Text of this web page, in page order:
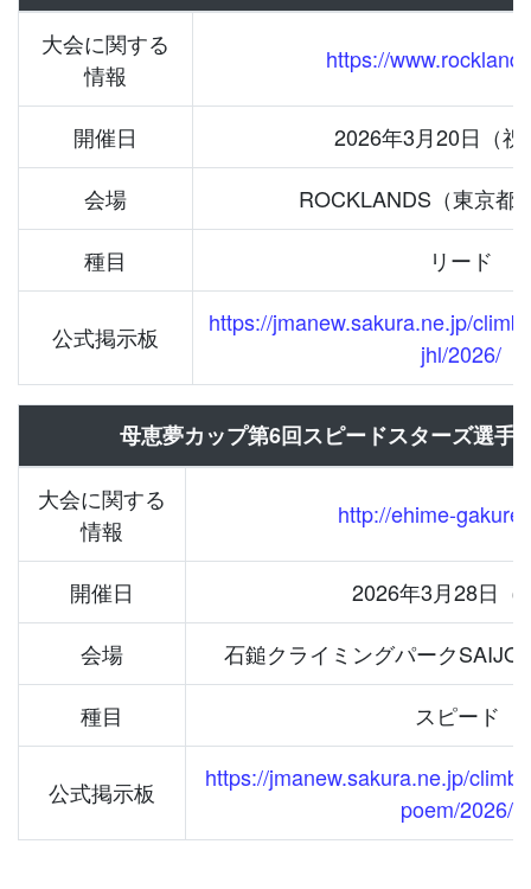
大会に関する
情報
https://
開催日
2026年3月20日（祝
会場
ROCKLANDS（東京都
種目
リード
公式掲示板
https://jmanew.sakura.ne.jp/
jhl/2026/
母恵夢カップ第6回スピードスターズ選手
大会に関する
情報
http://ehime-
開催日
2026年3月28日（
会場
石鎚クライミングパークSAIJO
種目
スピード
公式掲示板
https://jmanew.sakura.ne.jp/
poem/2026/